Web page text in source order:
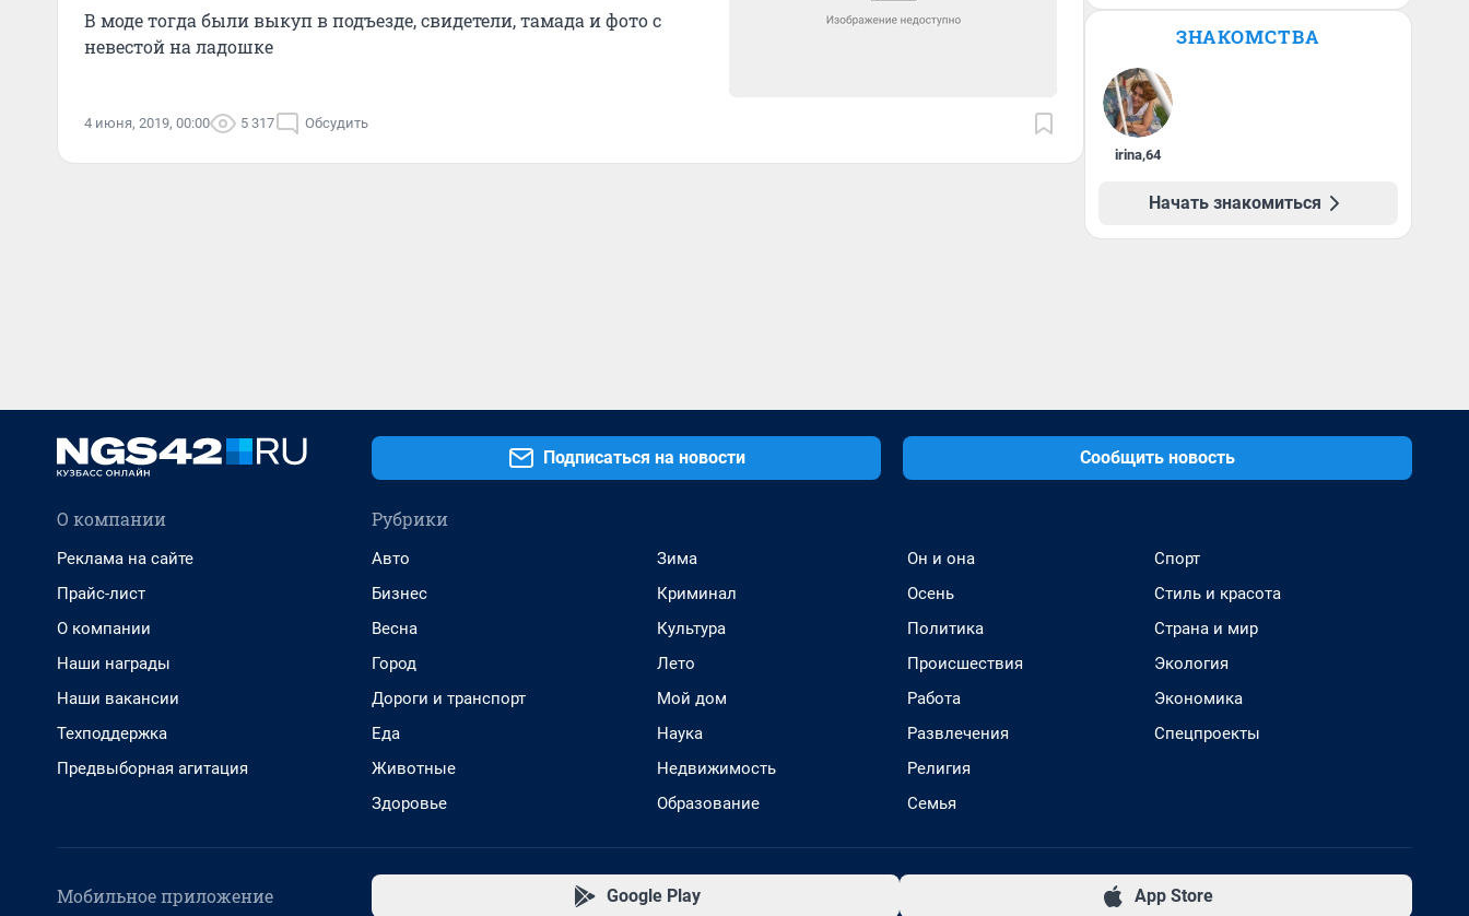
В моде тогда были выкуп в подъезде, свидетели, тамада и фото с
невестой на ладошке
4 июня, 2019, 00:00 5 317 Обсудить
ЗНАКОМСТВА
irina,64
Начать знакомиться
Подписаться на новости Сообщить новость
О компании
Реклама на сайте
Прайс-лист
О компании
Наши награды
Наши вакансии
Техподдержка
Предвыборная агитация
Рубрики
Авто
Бизнес
Весна
Город
Дороги и транспорт
Еда
Животные
Здоровье
Зима
Криминал
Культура
Лето
Мой дом
Наука
Недвижимость
Образование
Он и она
Осень
Политика
Происшествия
Работа
Развлечения
Религия
Семья
Спорт
Стиль и красота
Страна и мир
Экология
Экономика
Спецпроекты
Мобильное приложение Google Play App Store